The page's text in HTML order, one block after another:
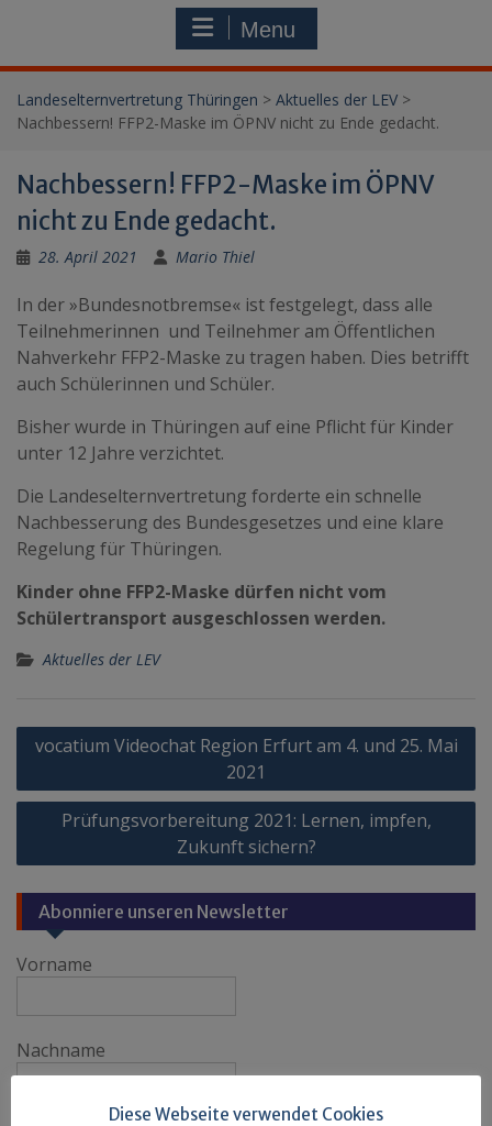
Menu
Landeselternvertretung Thüringen > Aktuelles der LEV >
Nachbessern! FFP2-Maske im ÖPNV nicht zu Ende gedacht.
Nachbessern! FFP2-Maske im ÖPNV
nicht zu Ende gedacht.
28. April 2021 Mario Thiel
In der »Bundesnotbremse« ist festgelegt, dass alle
Teilnehmerinnen und Teilnehmer am Öffentlichen
Nahverkehr FFP2-Maske zu tragen haben. Dies betrifft
auch Schülerinnen und Schüler.
Bisher wurde in Thüringen auf eine Pflicht für Kinder
unter 12 Jahre verzichtet.
Die Landeselternvertretung forderte ein schnelle
Nachbesserung des Bundesgesetzes und eine klare
Regelung für Thüringen.
Kinder ohne FFP2-Maske dürfen nicht vom
Schülertransport ausgeschlossen werden.
Aktuelles der LEV
Beitragsnavigation
vocatium Videochat Region Erfurt am 4. und 25. Mai
2021
Prüfungsvorbereitung 2021: Lernen, impfen,
Zukunft sichern?
Abonniere unseren Newsletter
Vorname
Nachname
Diese Webseite verwendet Cookies